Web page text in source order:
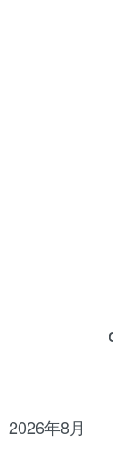
2026年8月